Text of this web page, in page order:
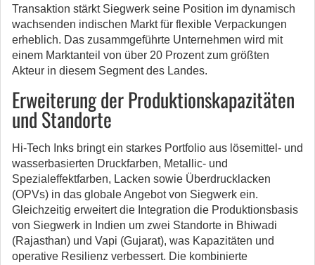
Transaktion stärkt Siegwerk seine Position im dynamisch
wachsenden indischen Markt für flexible Verpackungen
erheblich. Das zusammgeführte Unternehmen wird mit
einem Marktanteil von über 20 Prozent zum größten
Akteur in diesem Segment des Landes.
Erweiterung der Produktionskapazitäten
und Standorte
Hi-Tech Inks bringt ein starkes Portfolio aus lösemittel- und
wasserbasierten Druckfarben, Metallic- und
Spezialeffektfarben, Lacken sowie Überdrucklacken
(OPVs) in das globale Angebot von Siegwerk ein.
Gleichzeitig erweitert die Integration die Produktionsbasis
von Siegwerk in Indien um zwei Standorte in Bhiwadi
(Rajasthan) und Vapi (Gujarat), was Kapazitäten und
operative Resilienz verbessert. Die kombinierte